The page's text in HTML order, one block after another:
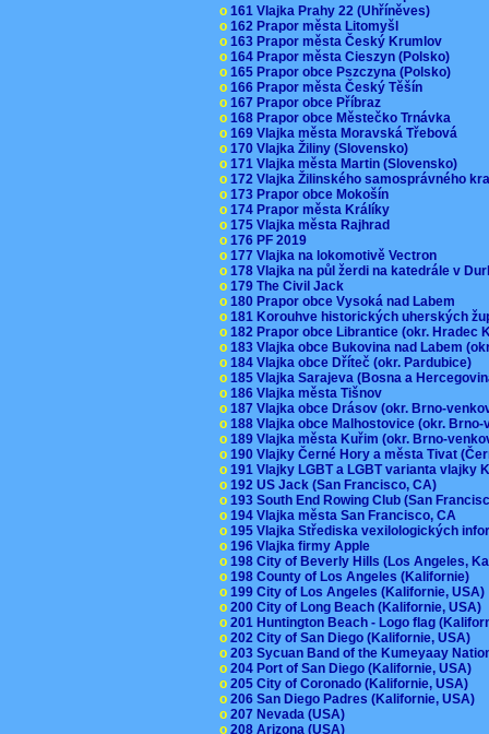
o 161 Vlajka Prahy 22 (Uhříněves)
o 162 Prapor města Litomyšl
o 163 Prapor města Český Krumlov
o 164 Prapor města Cieszyn (Polsko)
o 165 Prapor obce Pszczyna (Polsko)
o 166 Prapor města Český Těšín
o 167 Prapor obce Příbraz
o 168 Prapor obce Městečko Trnávka
o 169 Vlajka města Moravská Třebová
o 170 Vlajka Žiliny (Slovensko)
o 171 Vlajka města Martin (Slovensko)
o 172 Vlajka Žilinského samosprávného
o 173 Prapor obce Mokošín
o 174 Prapor města Králíky
o 175 Vlajka města Rajhrad
o 176 PF 2019
o 177 Vlajka na lokomotivě Vectron
o 178 Vlajka na půl žerdi na katedrále v
o 179 The Civil Jack
o 180 Prapor obce Vysoká nad Labem
o 181 Korouhve historických uherských
o 182 Prapor obce Librantice (okr. Hradec
o 183 Vlajka obce Bukovina nad Labem
o 184 Vlajka obce Dříteč (okr. Pardubice)
o 185 Vlajka Sarajeva (Bosna a
o 186 Vlajka města Tišnov
o 187 Vlajka obce Drásov (okr. Brno-
o 188 Vlajka obce Malhostovice (okr.
o 189 Vlajka města Kuřim (okr. Brno-
o 190 Vlajky Černé Hory a města Tivat
o 191 Vlajky LGBT a LGBT varianta vlajky
o 192 US Jack (San Francisco, CA)
o 193 South End Rowing Club (San
o 194 Vlajka města San Francisco, CA
o 195 Vlajka Střediska vexilologických
o 196 Vlajka firmy Apple
o 198 City of Beverly Hills (Los Angeles,
o 198 County of Los Angeles (Kalifornie)
o 199 City of Los Angeles (Kalifornie,
o 200 City of Long Beach (Kalifornie, USA)
o 201 Huntington Beach - Logo flag
o 202 City of San Diego (Kalifornie, USA)
o 203 Sycuan Band of the Kumeyaay
o 204 Port of San Diego (Kalifornie, USA)
o 205 City of Coronado (Kalifornie, USA)
o 206 San Diego Padres (Kalifornie, USA)
o 207 Nevada (USA)
o 208 Arizona (USA)